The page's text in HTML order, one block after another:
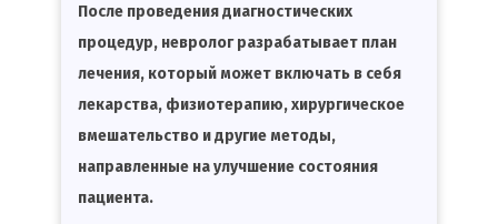
После проведения диагностических
процедур, невролог разрабатывает план
лечения, который может включать в себя
лекарства, физиотерапию, хирургическое
вмешательство и другие методы,
направленные на улучшение состояния
пациента.